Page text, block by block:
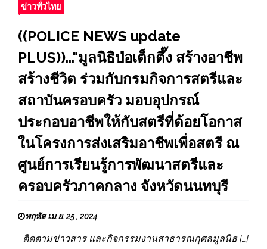
ข่าวทั่วไทย
((POLICE NEWS update
PLUS))..."มูลนิธิป่อเต็กตึ๊ง สร้างอาชีพ
สร้างชีวิต ร่วมกับกรมกิจการสตรีและ
สถาบันครอบครัว มอบอุปกรณ์
ประกอบอาชีพให้กับสตรีที่ด้อยโอกาส
ในโครงการส่งเสริมอาชีพเพื่อสตรี ณ
ศูนย์การเรียนรู้การพัฒนาสตรีและ
ครอบครัวภาคกลาง จังหวัดนนทบุรี
พฤหัส เม.ย. 25 , 2024
ติดตามข่าวสาร และกิจกรรมงานสาธารณกุศลมูลนิธ […]